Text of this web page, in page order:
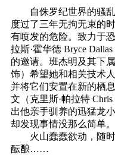
自侏罗纪世界的骚乱
度过了三年无拘无束的
有喷发的危险。致力于
拉斯·霍华德 Bryce
的邀请。班杰明及其下
饰）希望她和相关技术
并将它们安置在新的栖
文（克里斯·帕拉特
出他亲手驯养的迅猛龙
却发现事情没那么简单。
火山蠢蠢欲动，随时
酝酿……